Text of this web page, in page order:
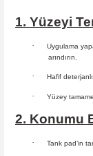
1. Yüzeyi
·
Uygulama
arındırın.
· Hafif
· Yüzey
2. Konumu
· Tank pad’in